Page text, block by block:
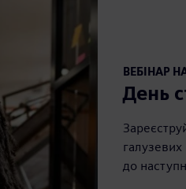
ВЕБІНАР
День
до